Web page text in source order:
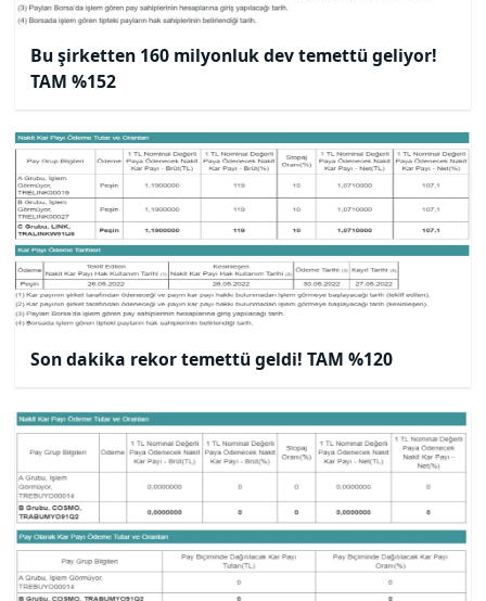
Bu şirketten 160 milyonluk dev temettü geliyor!
TAM %152
Son dakika rekor temettü geldi! TAM %120